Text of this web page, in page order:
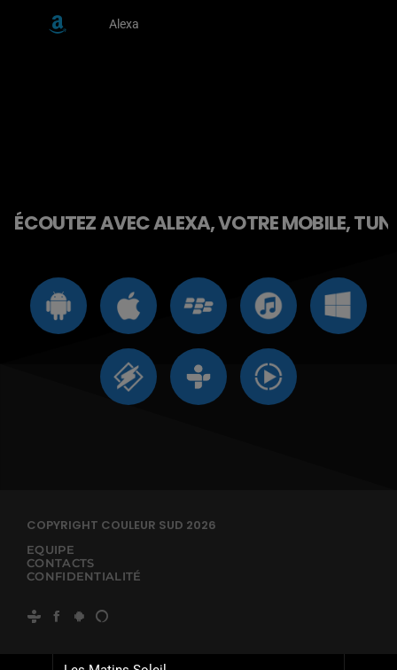
Alexa
ÉCOUTEZ AVEC ALEXA, VOTRE MOBILE,
COPYRIGHT COULEUR SUD 2026
EQUIPE
CONTACTS
CONFIDENTIALITÉ